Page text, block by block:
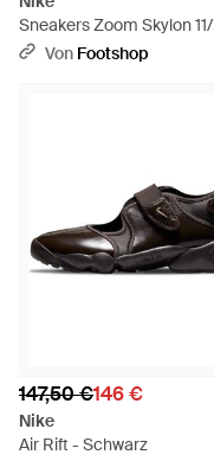
Sneakers Zoom Skylon 11/
Cacao Wow-Metallic Eur -
Von Footshop
147,50 €146 €
Nike
Air Rift - Schwarz